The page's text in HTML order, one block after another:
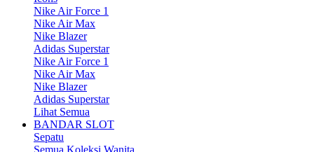
Nike Air Force 1
Nike Air Max
Nike Blazer
Adidas Superstar
Nike Air Force 1
Nike Air Max
Nike Blazer
Adidas Superstar
Lihat Semua
BANDAR SLOT
Sepatu
Semua Koleksi Wanita